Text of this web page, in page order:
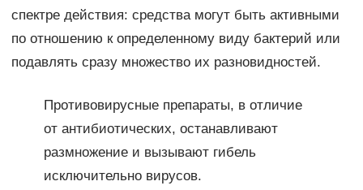
спектре действия: средства могут быть активными
по отношению к определенному виду бактерий или
подавлять сразу множество их разновидностей.
Противовирусные препараты, в отличие
от антибиотических, останавливают
размножение и вызывают гибель
исключительно вирусов.